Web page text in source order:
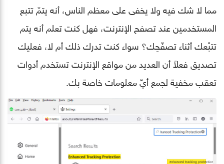
مما لا شك فيه ولا يخفى على معظم الناس، أنه يتمّ تتبع
المستخدمين عند تصفح الإنترنت، فهل كنت تعلم أنه يتم
تتبُعك أثناء تصفّحِك؟ سواء كنت تدرك ذلك أم لا، فعليك
تصديق فعلاً أن العديد من مواقع الإنترنت تستخدم أدوات
تعقب مخفية لجمع أيّ معلومات خاصة بك.